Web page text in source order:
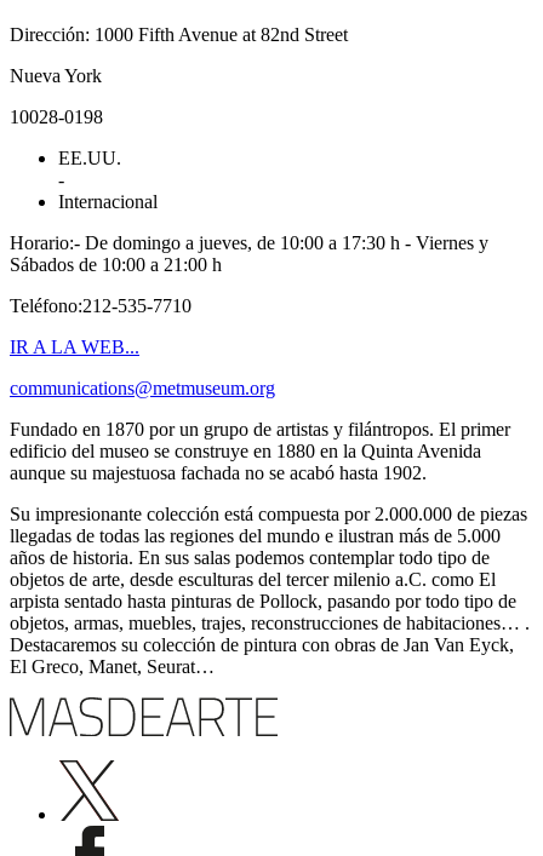
Dirección: 1000 Fifth Avenue at 82nd Street
Nueva York
10028-0198
EE.UU.
-
Internacional
Horario:- De domingo a jueves, de 10:00 a 17:30 h - Viernes y
Sábados de 10:00 a 21:00 h
Teléfono:212-535-7710
IR A LA WEB...
communications@metmuseum.org
Fundado en 1870 por un grupo de artistas y filántropos. El primer
edificio del museo se construye en 1880 en la Quinta Avenida
aunque su majestuosa fachada no se acabó hasta 1902.
Su impresionante colección está compuesta por 2.000.000 de piezas
llegadas de todas las regiones del mundo e ilustran más de 5.000
años de historia. En sus salas podemos contemplar todo tipo de
objetos de arte, desde esculturas del tercer milenio a.C. como El
arpista sentado hasta pinturas de Pollock, pasando por todo tipo de
objetos, armas, muebles, trajes, reconstrucciones de habitaciones… .
Destacaremos su colección de pintura con obras de Jan Van Eyck,
El Greco, Manet, Seurat…